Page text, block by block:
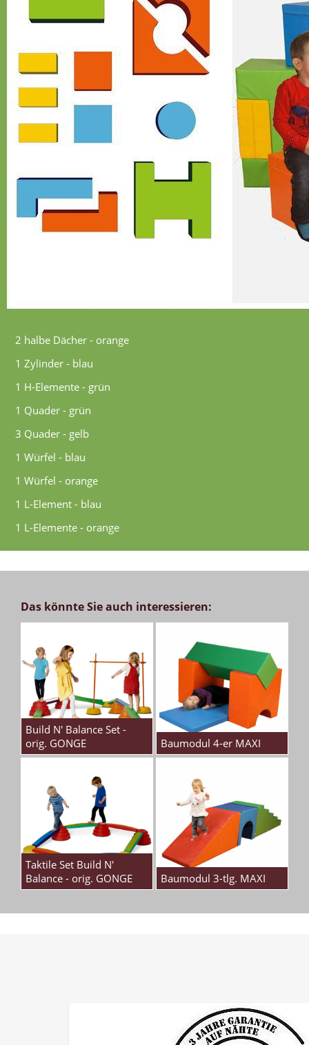
2 halbe Dächer - orange
1 Zylinder - blau
1 H-Elemente - grün
1 Quader - grün
3 Quader - gelb
1 Würfel - blau
1 Würfel - orange
1 L-Element - blau
1 L-Elemente - orange
Das könnte Sie auch interessieren:
Build N' Balance Set -
orig. GONGE
Baumodul 4-er MAXI
Taktile Set Build N'
Balance - orig. GONGE
Baumodul 3-tlg. MAXI